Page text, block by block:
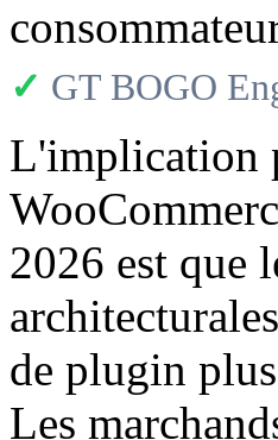
✓ GT BOGO
L'implication
2026 est que
de plugin
Les